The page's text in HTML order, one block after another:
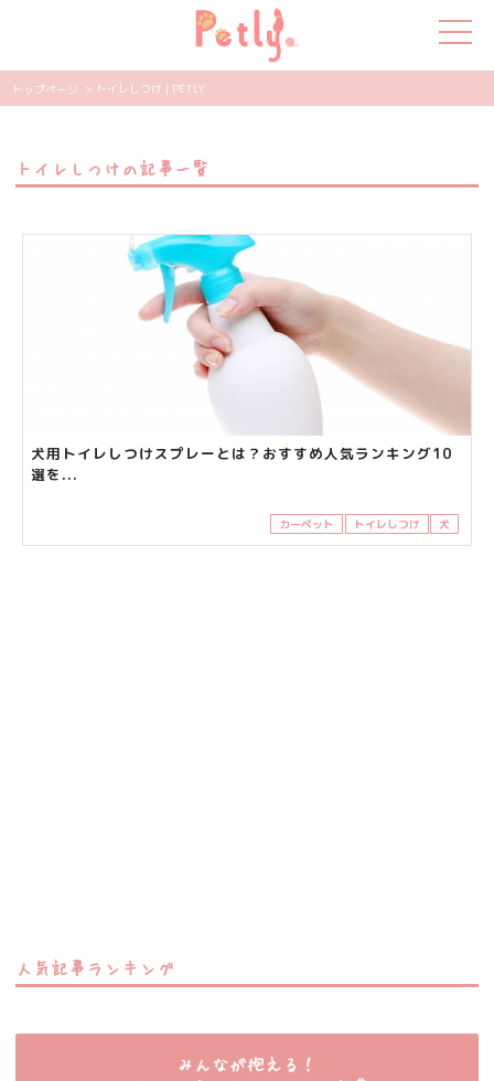
ペット用品
飼い主さんの悩み
ペットの気持ち
知って得する
トップページ > トイレしつけ | PETLY
トイレしつけの記事一覧
犬用トイレしつけスプレーとは？おすすめ人気ランキング10
選を...
カーペット トイレしつけ 犬
人気記事ランキング
みんなが抱える！